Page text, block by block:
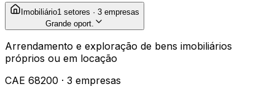
Imobiliário1 setores · 3 empresas
Grande oport.
Arrendamento e exploração de bens imobiliários
próprios ou em locação
CAE 68200 · 3 empresas